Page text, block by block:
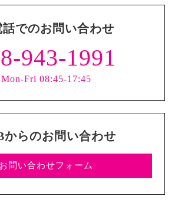
話でのお問い合わせ
943-1991
Mon-Fri 08:45-17:45
からのお問い合わせ
お問い合わせフォーム